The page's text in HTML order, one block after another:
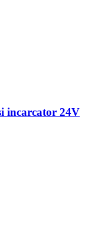
incarcator 24V